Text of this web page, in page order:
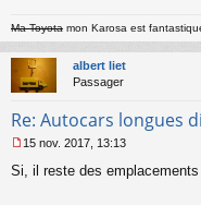
Ma Toyota mon Karosa est
albert liet
Passager
Re: Autocars longues
e
15 nov. 2017, 13:13
Si, il reste des